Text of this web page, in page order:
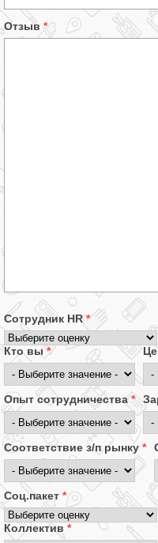
Отзыв *
Сотрудник HR*
Кто вы*
Опыт сотрудничества*
Соответствие з/п рынку *
Соц.пакет *
Коллектив *